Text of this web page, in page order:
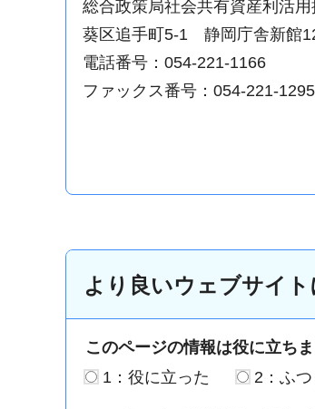
総合政策局社会共有資産利活
葵区追手町5-1 静岡庁舎新館
電話番号：054-221-1166
ファックス番号：054-221-1295
より良いウェブサイ
このページの情報は役に立ち
1：役に立った
2：ふつ